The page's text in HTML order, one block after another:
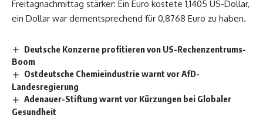
Freitagnachmittag stärker: Ein Euro kostete 1,1405 US-Dollar,
ein Dollar war dementsprechend für 0,8768 Euro zu haben.
Deutsche Konzerne profitieren von US-Rechenzentrums-
Boom
Ostdeutsche Chemieindustrie warnt vor AfD-
Landesregierung
Adenauer-Stiftung warnt vor Kürzungen bei Globaler
Gesundheit